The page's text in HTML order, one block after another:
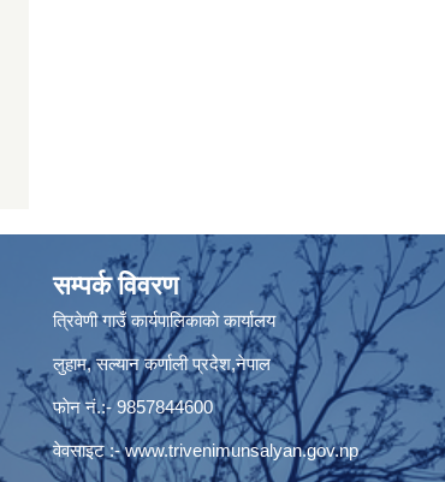
सम्पर्क विवरण
त्रिवेणी गाउँ कार्यपालिकाकाे कार्यालय
लुहाम, सल्यान कर्णाली प्रदेश,नेपाल
फाेन नं.:- 9857844600
वेवसाइट :-www.trivenimunsalyan.gov.np